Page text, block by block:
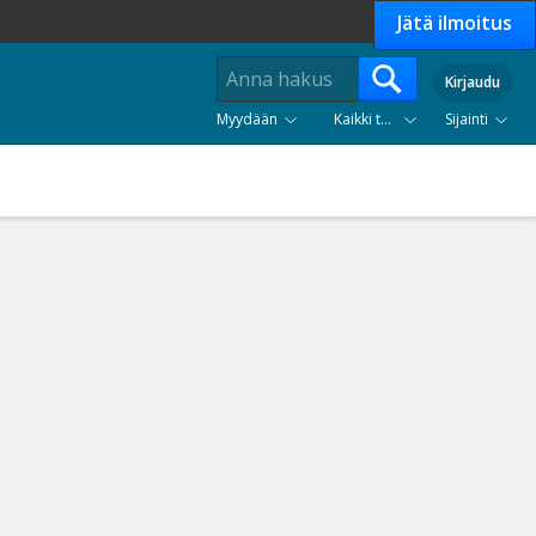
Jätä ilmoitus
Kirjaudu
Myydään
Kaikki tuoteryhmät Sijainti